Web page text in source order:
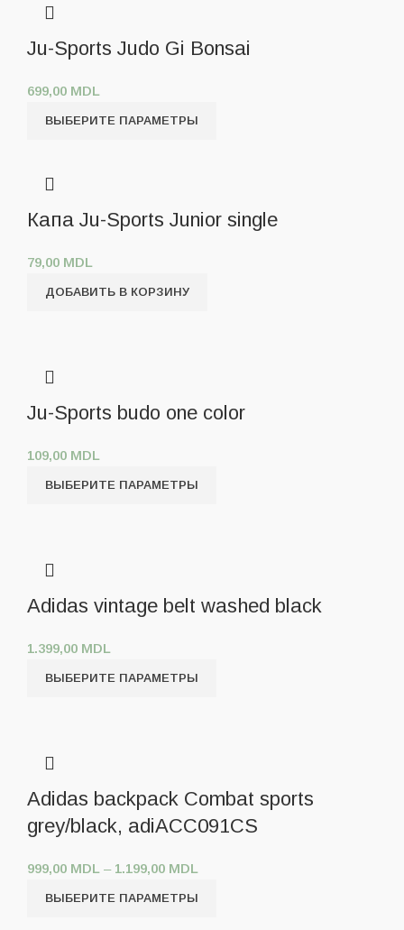
Ju-Sports Judo Gi Bonsai
699,00 MDL
ВЫБЕРИТЕ ПАРАМЕТРЫ
Капа Ju-Sports Junior single
79,00 MDL
ДОБАВИТЬ В КОРЗИНУ
Ju-Sports budo one color
109,00 MDL
ВЫБЕРИТЕ ПАРАМЕТРЫ
Adidas vintage belt washed black
1.399,00 MDL
ВЫБЕРИТЕ ПАРАМЕТРЫ
Adidas backpack Combat sports
grey/black, adiACC091CS
999,00 MDL – 1.199,00 MDL
ВЫБЕРИТЕ ПАРАМЕТРЫ